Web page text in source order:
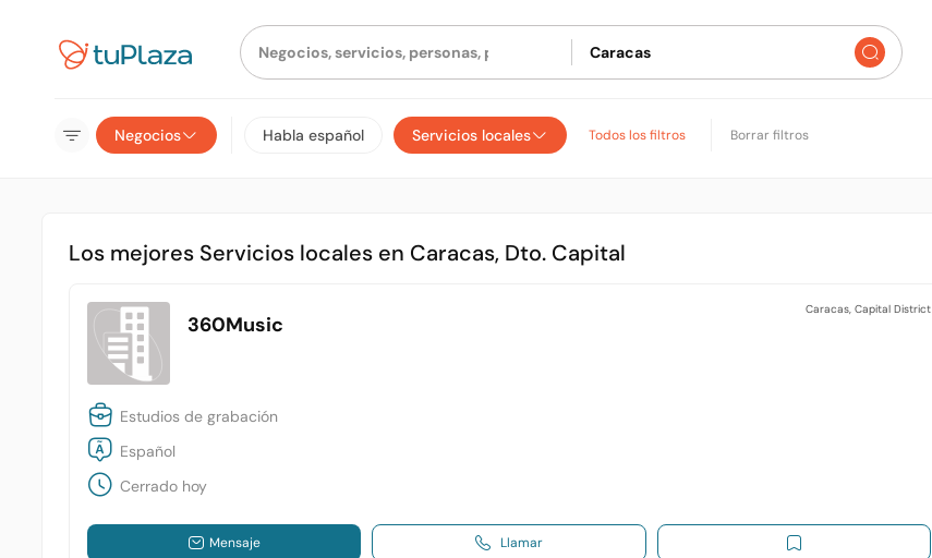
Negocios Habla español Servicios locales Todos los filtros Borrar filtros
Los mejores Servicios locales en Caracas, Dto. Capital
360Music
Caracas, Capital District
Estudios de grabación
Español
Cerrado hoy
Mensaje Llamar